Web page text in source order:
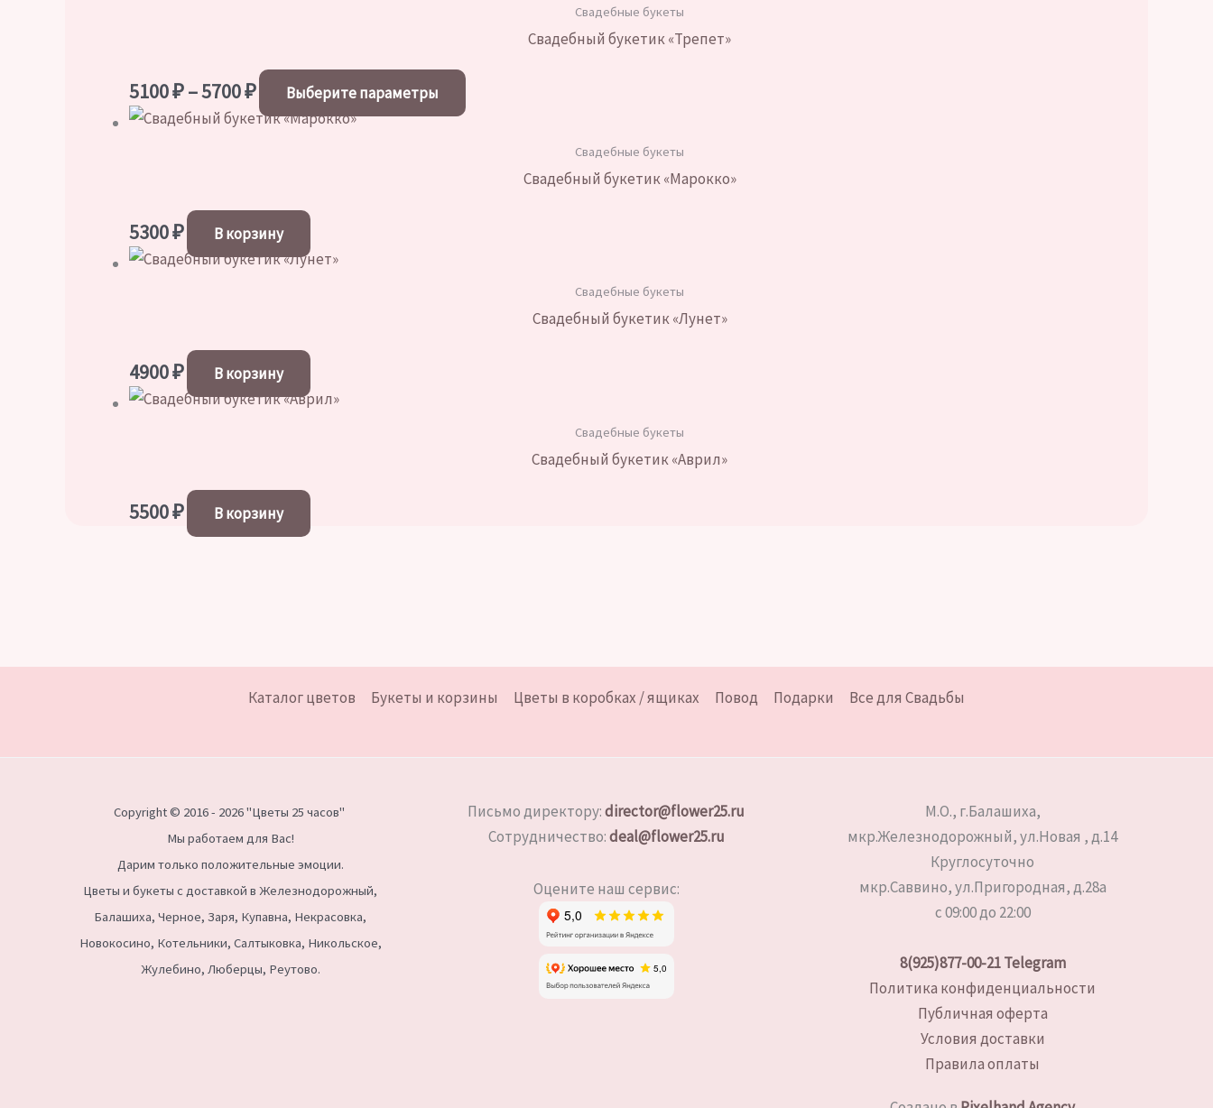
Свадебные букеты
Свадебный букетик «Трепет»
5100₽–5700₽Диапазон
цен:
Выберите параметры
товар
Свадебные букеты
Свадебный букетик «Марокко»
5300₽ В корзину
Свадебные букеты
Свадебный букетик «Лунет»
4900₽ В корзину
Свадебные букеты
Свадебный букетик «Аврил»
5500₽ В корзину
Каталог цветов Букеты и корзины Цветы в коробках / ящиках Повод Подарки Все для Свадьбы
Copyright © 2016 - 2026 "Цветы 25 часов"
Мы работаем для Вас!
Дарим только положительные эмоции.
Цветы и букеты с доставкой в Железнодорожный,
Балашиха, Черное, Заря, Купавна, Некрасовка,
Новокосино, Котельники, Салтыковка, Никольское,
Жулебино, Люберцы, Реутово.
Письмо директору:director@flower25.ru
Сотрудничество:deal@flower25.ru
Оцените наш сервис:
М.О., г.Балашиха,
мкр.Железнодорожный, ул.Новая , д.14
Круглосуточно
мкр.Саввино, ул.Пригородная, д.28а
с 09:00 до 22:00
8(925)877-00-21Telegram
Политика конфиденциальности
Публичная оферта
Условия доставки
Правила оплаты